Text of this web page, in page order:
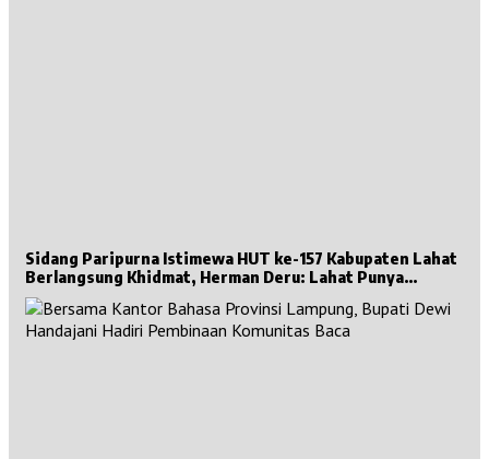
Sidang Paripurna Istimewa HUT ke-157 Kabupaten Lahat
Berlangsung Khidmat, Herman Deru: Lahat Punya
Sejarah Besar untuk Sumsel